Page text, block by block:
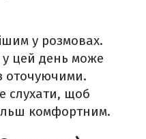
у розмовах.
у цей день може
оточуючими.
слухати, щоб
комфортним.